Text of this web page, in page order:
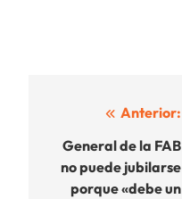
Navegación
de
entradas
Anterior:
General de la FAB
no puede jubilarse
porque «debe un